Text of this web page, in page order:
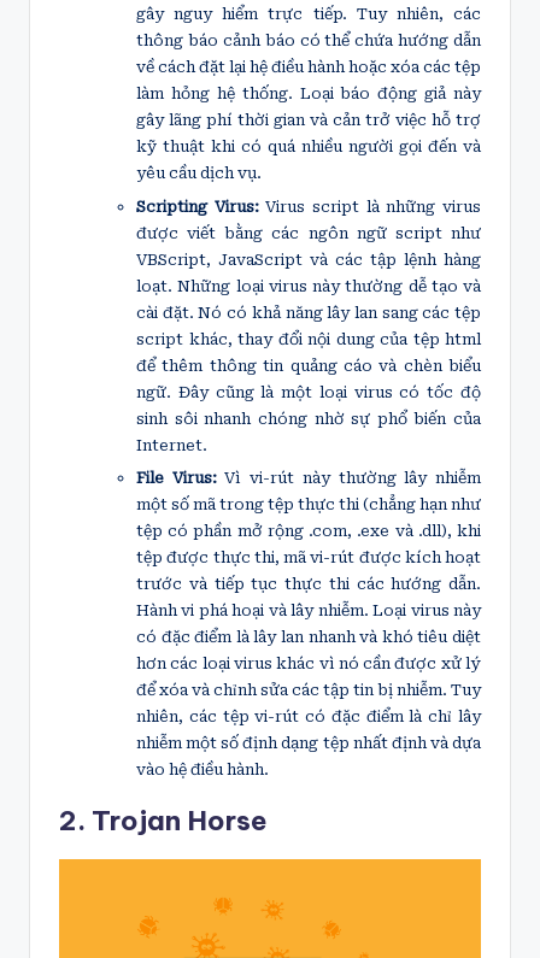
gây nguy hiểm trực tiếp. Tuy nhiên, các
thông báo cảnh báo có thể chứa hướng dẫn
về cách đặt lại hệ điều hành hoặc xóa các tệp
làm hỏng hệ thống. Loại báo động giả này
gây lãng phí thời gian và cản trở việc hỗ trợ
kỹ thuật khi có quá nhiều người gọi đến và
yêu cầu dịch vụ.
Scripting Virus:Virus script là những virus
được viết bằng các ngôn ngữ script như
VBScript, JavaScript và các tập lệnh hàng
loạt. Những loại virus này thường dễ tạo và
cài đặt. Nó có khả năng lây lan sang các tệp
script khác, thay đổi nội dung của tệp html
để thêm thông tin quảng cáo và chèn biểu
ngữ. Đây cũng là một loại virus có tốc độ
sinh sôi nhanh chóng nhờ sự phổ biến của
Internet.
File Virus:Vì vi-rút này thường lây nhiễm
một số mã trong tệp thực thi (chẳng hạn như
tệp có phần mở rộng .com, .exe và .dll), khi
tệp được thực thi, mã vi-rút được kích hoạt
trước và tiếp tục thực thi các hướng dẫn.
Hành vi phá hoại và lây nhiễm. Loại virus này
có đặc điểm là lây lan nhanh và khó tiêu diệt
hơn các loại virus khác vì nó cần được xử lý
để xóa và chỉnh sửa các tập tin bị nhiễm. Tuy
nhiên, các tệp vi-rút có đặc điểm là chỉ lây
nhiễm một số định dạng tệp nhất định và dựa
vào hệ điều hành.
2. Trojan Horse